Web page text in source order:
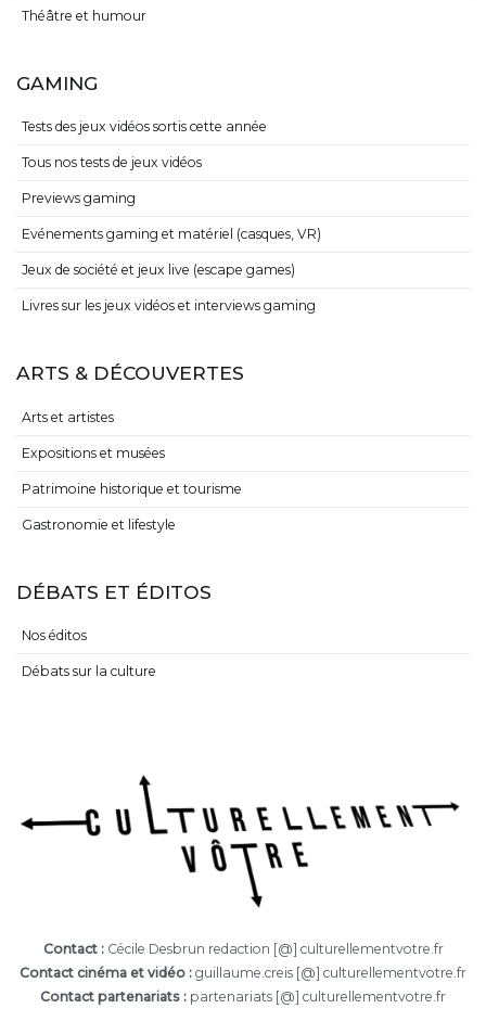
Théâtre et humour
GAMING
Tests des jeux vidéos sortis cette année
Tous nos tests de jeux vidéos
Previews gaming
Evénements gaming et matériel (casques, VR)
Jeux de société et jeux live (escape games)
Livres sur les jeux vidéos et interviews gaming
ARTS & DÉCOUVERTES
Arts et artistes
Expositions et musées
Patrimoine historique et tourisme
Gastronomie et lifestyle
DÉBATS ET ÉDITOS
Nos éditos
Débats sur la culture
Contact :Cécile Desbrun redaction [@] culturellementvotre.fr
Contact cinéma et vidéo : guillaume.creis [@] culturellementvotre.fr
Contact partenariats : partenariats [@] culturellementvotre.fr